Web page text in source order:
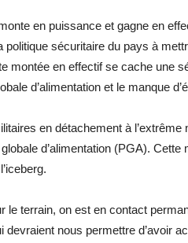
en puissance et gagne en
politique sécuritaire du pays à
montée en effectif se cache une
d’alimentation et le manque
en détachement à l’extrême
d’alimentation (PGA). Cette
le terrain, on est en contact
devraient nous permettre d’avoir